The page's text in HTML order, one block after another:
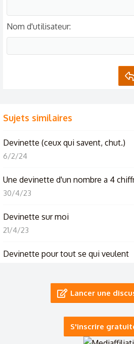
Nom d'utilisateur
Sujets similaires
Devinette (ceux qui savent, chut.)
6/2/24
Une devinette d'un nombre a 4
30/4/23
Devinette sur moi
21/4/23
Devinette pour tout se qui veulent
Devinette !!!!! 😋🙂🙂🙂Lancer une
S'inscrire